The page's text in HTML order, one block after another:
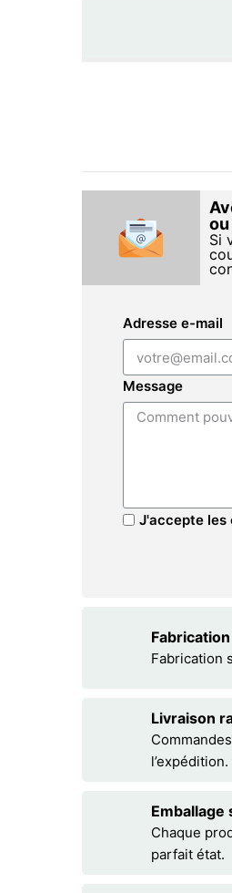
Si
Adresse e-mail
Message
J'accepte les
Fabrication
Livraison
l’expédition.
Emballage
Chaque
parfait état.